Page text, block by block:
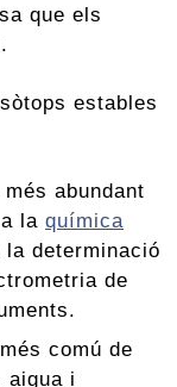
que els
estables
abundant
la química
determinació
de
comú de
aigua i